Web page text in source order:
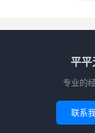
平
专业的
联系